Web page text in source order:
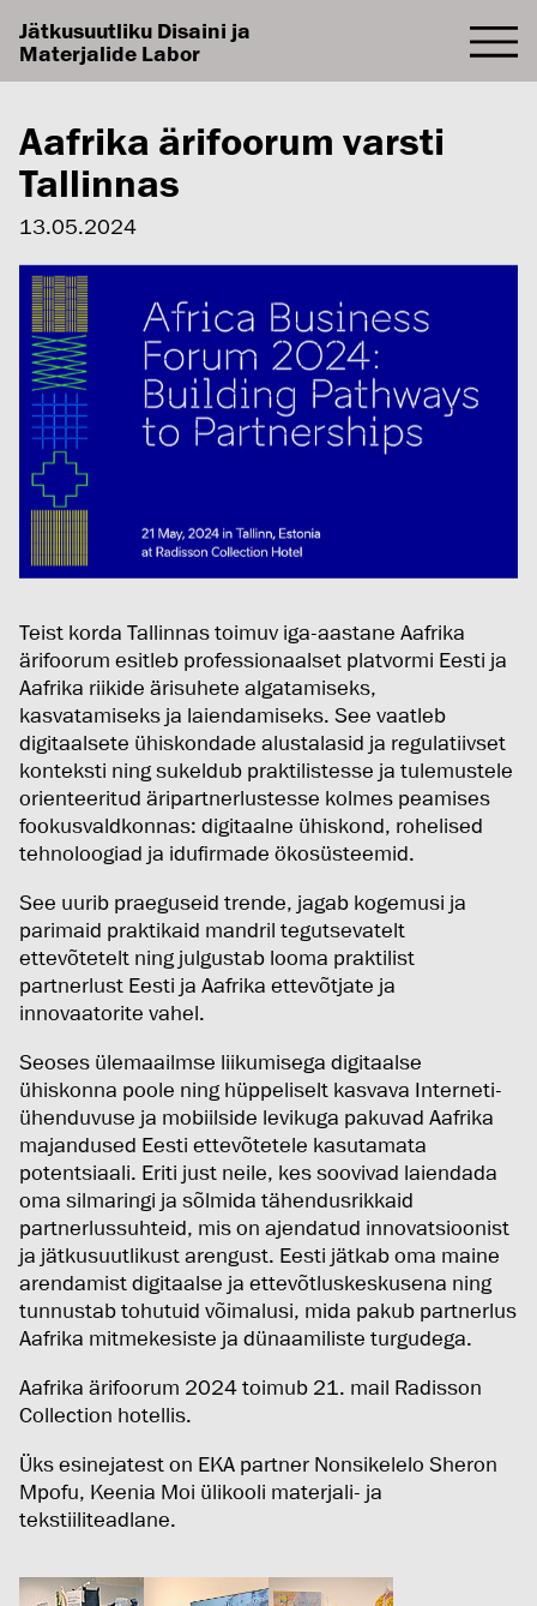
Jätkusuutliku Disaini ja
Materjalide Labor
Aafrika ärifoorum varsti
Tallinnas
13.05.2024
Teist korda Tallinnas toimuv iga-aastane Aafrika
ärifoorum esitleb professionaalset platvormi Eesti ja
Aafrika riikide ärisuhete algatamiseks,
kasvatamiseks ja laiendamiseks. See vaatleb
digitaalsete ühiskondade alustalasid ja regulatiivset
konteksti ning sukeldub praktilistesse ja tulemustele
orienteeritud äripartnerlustesse kolmes peamises
fookusvaldkonnas: digitaalne ühiskond, rohelised
tehnoloogiad ja idufirmade ökosüsteemid.
See uurib praeguseid trende, jagab kogemusi ja
parimaid praktikaid mandril tegutsevatelt
ettevõtetelt ning julgustab looma praktilist
partnerlust Eesti ja Aafrika ettevõtjate ja
innovaatorite vahel.
Seoses ülemaailmse liikumisega digitaalse
ühiskonna poole ning hüppeliselt kasvava Interneti-
ühenduvuse ja mobiilside levikuga pakuvad Aafrika
majandused Eesti ettevõtetele kasutamata
potentsiaali. Eriti just neile, kes soovivad laiendada
oma silmaringi ja sõlmida tähendusrikkaid
partnerlussuhteid, mis on ajendatud innovatsioonist
ja jätkusuutlikust arengust. Eesti jätkab oma maine
arendamist digitaalse ja ettevõtluskeskusena ning
tunnustab tohutuid võimalusi, mida pakub partnerlus
Aafrika mitmekesiste ja dünaamiliste turgudega.
Aafrika ärifoorum 2024 toimub 21. mail Radisson
Collection hotellis.
Üks esinejatest on EKA partner Nonsikelelo Sheron
Mpofu, Keenia Moi ülikooli materjali- ja
tekstiiliteadlane.